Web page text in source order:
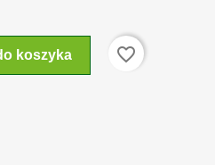
koszyka
favorite_border